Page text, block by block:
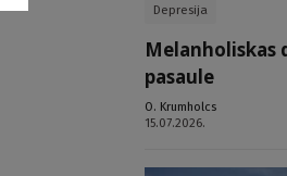
Depresija
Melanholiskas
pasaule
O. Krumholcs
15.07.2026.